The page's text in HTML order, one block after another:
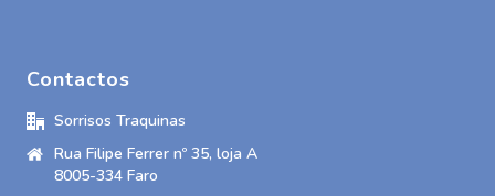
Contactos
Sorrisos Traquinas
Rua Filipe Ferrer nº 35, loja A
8005-334 Faro